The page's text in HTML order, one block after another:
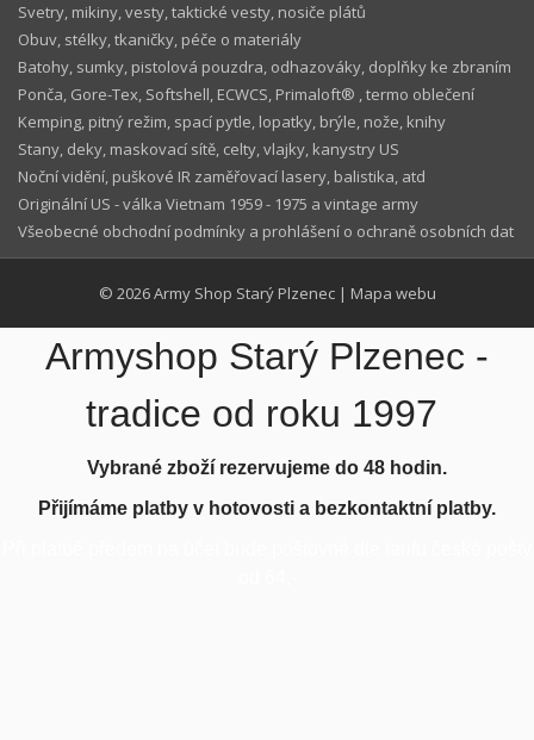
Svetry, mikiny, vesty, taktické vesty, nosiče plátů
Obuv, stélky, tkaničky, péče o materiály
Batohy, sumky, pistolová pouzdra, odhazováky, doplňky ke zbraním
Ponča, Gore-Tex, Softshell, ECWCS, Primaloft® , termo oblečení
Kemping, pitný režim, spací pytle, lopatky, brýle, nože, knihy
Stany, deky, maskovací sítě, celty, vlajky, kanystry US
Noční vidění, puškové IR zaměřovací lasery, balistika, atd
Originální US - válka Vietnam 1959 - 1975 a vintage army
Všeobecné obchodní podmínky a prohlášení o ochraně osobních dat
© 2026Army Shop Starý Plzenec | Mapa webu
Armyshop Starý Plzenec -
tradice od roku 1997
Vybrané zboží rezervujeme do 48 hodin.
Přijímáme platby v hotovosti a bezkontaktní platby.